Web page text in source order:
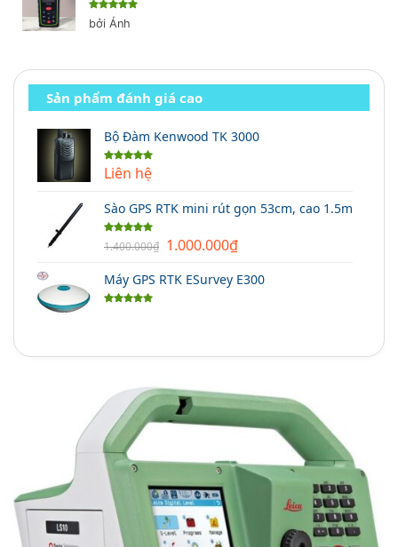
Được xếp
hạng5 5
bởi Ánh
Sản phẩm đánh giá cao
Bộ Đàm Kenwood TK 3000
Được xếp
hạng5.00
Liên hệ
Sào GPS RTK mini rút gọn 53cm, cao 1.5m
Được xếp
hạng5.00
1.400.000₫ Giá
là:
1.000.000₫Giá
tại
Máy GPS RTK ESurvey E300